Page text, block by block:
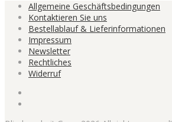
der
Produktseite
gewählt
Die
Optionen
können
13.92 €
weist
mehrere
Varianten
Allgemeine Geschäftsbedingungen
Kontaktieren Sie uns
Bestellablauf & Lieferinformationen
Impressum
Newsletter
Rechtliches
Widerruf